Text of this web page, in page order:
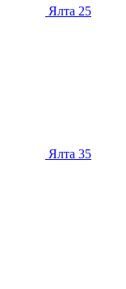
Ялта 25
Ялта 35